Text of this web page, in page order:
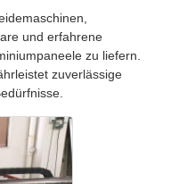
und erfahrene
zu liefern.
zuverlässige